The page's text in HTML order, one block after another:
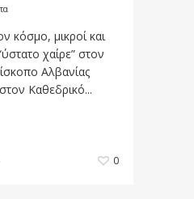
κόσμο, μικροί και
χαίρε” στον
Αλβανίας
Καθεδρικό...
0